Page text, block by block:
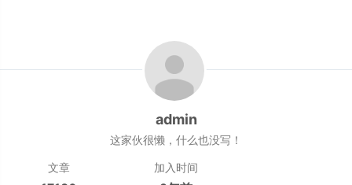
admin
这家伙很懒，什么也没写！
文章 加入时间